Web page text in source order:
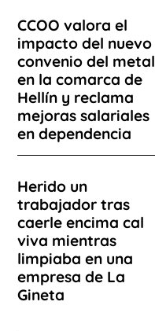
CCOO valora el
impacto del nuevo
convenio del metal
en la comarca de
Hellín y reclama
mejoras salariales
en dependencia
Herido un
trabajador tras
caerle encima cal
viva mientras
limpiaba en una
empresa de La
Gineta